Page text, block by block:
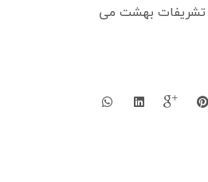
تشریفات بهشت می